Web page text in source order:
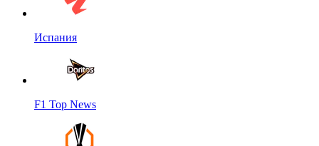
Испания
F1 Top News